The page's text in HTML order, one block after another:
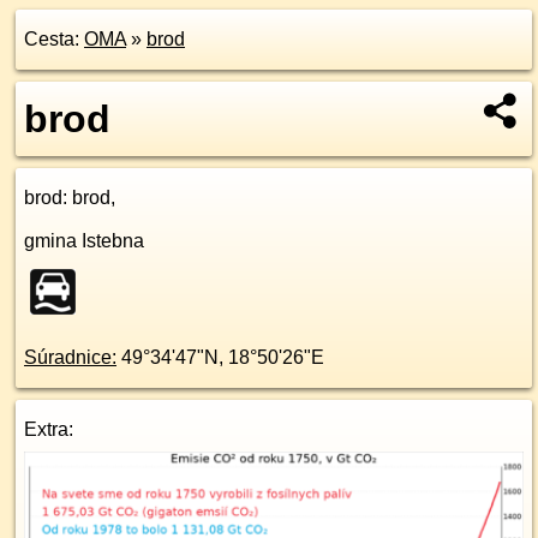
Cesta: OMA» brod
brod
brod: brod,
gmina Istebna
Súradnice: 49°34'47"N , 18°50'26"E
Extra: